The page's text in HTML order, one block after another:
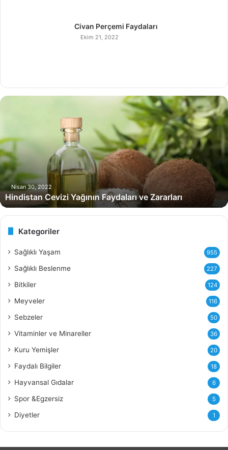
Civan Perçemi Faydaları
Ekim 21, 2022
H
i
s
t
a
e
Nisan 30, 2022
Hindistan Cevizi Yağının Faydaları ve Zararları
Kategoriler
Sağlıklı Yaşam 955
Sağlıklı Beslenme 227
Bitkiler 124
Meyveler 116
Sebzeler 50
Vitaminler ve Minareller 36
Kuru Yemişler 20
Faydalı Bilgiler 18
Hayvansal Gıdalar 6
Spor &Egzersiz 5
Diyetler 1